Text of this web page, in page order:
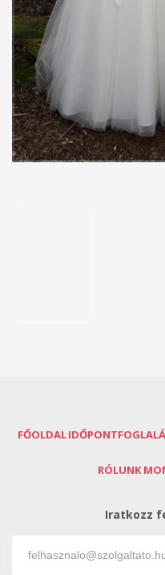
FŐOLDAL
RÓLUNK
Iratkozz